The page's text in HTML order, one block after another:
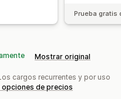
Prueba gratis
Mostrar original
cargos recurrentes y por uso
opciones de precios